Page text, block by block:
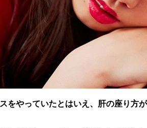
をやっていたとはいえ、肝の座り方が